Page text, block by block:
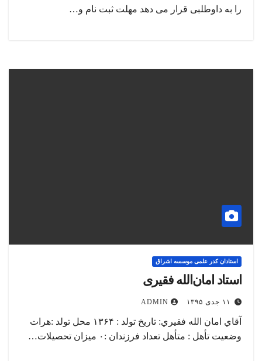
را به داوطلبی قرار می دهد مهلت ثبت نام و…
استادان کدر علمی موسسه اشراق
استاد امان‎الله فقیری
۱۱ جدی ۱۳۹۵ ADMIN
آقاي امان الله فقيري: تاریخ تولد : ۱۳۶۴ محل تولد :هرات
وضعیت تأهل : متأهل تعداد فرزندان :۰ میزان تحصیلات…